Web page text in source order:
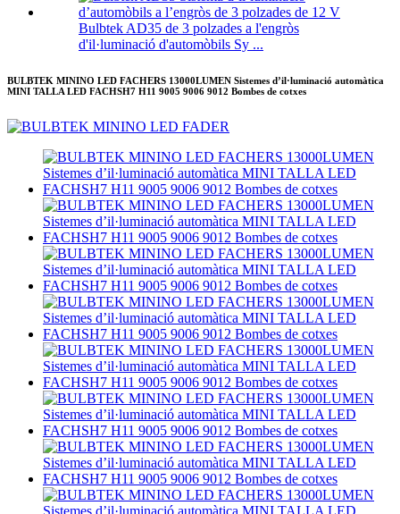
Bulbtek AD35 de 3 polzades a l'engròs
d'il·luminació d'automòbils Sy ...
BULBTEK MININO LED FACHERS 13000LUMEN Sistemes d’il·luminació automàtica
MINI TALLA LED FACHSH7 H11 9005 9006 9012 Bombes de cotxes